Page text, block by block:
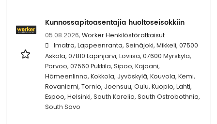
Kunnossapitoasentajia huoltoseisokkiin
05.08.2026, Worker Henkilöstöratkaisut
Imatra, Lappeenranta, Seinäjoki, Mikkeli, 07500
Askola, 07810 Lapinjärvi, Loviisa, 07600 Myrskylä,
Porvoo, 07560 Pukkila, Sipoo, Kajaani,
Hämeenlinna, Kokkola, Jyväskylä, Kouvola, Kemi,
Rovaniemi, Tornio, Joensuu, Oulu, Kuopio, Lahti,
Espoo, Helsinki, South Karelia, South Ostrobothnia,
South Savo